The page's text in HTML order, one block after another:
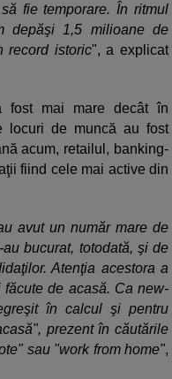
fie temporare. În ritmul
depăşi 1,5 milioane de
record istoric", a explicat
fost mai mare decât în
locuri de muncă au fost
acum, retailul, banking-
fiind cele mai active din
avut un număr mare de
bucurat, totodată, şi de
Atenţia acestora a
de acasă. Ca new-
în calcul şi pentru
prezent în căutările
sau "work from home",